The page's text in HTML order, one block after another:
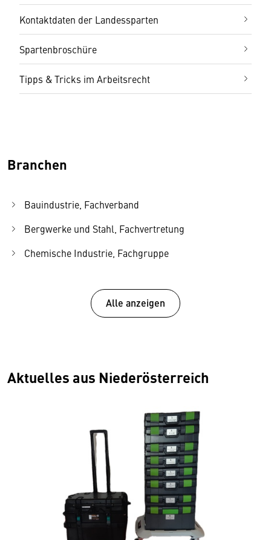
Kontaktdaten der Landessparten
Spartenbroschüre
Tipps & Tricks im Arbeitsrecht
Branchen
Bauindustrie, Fachverband
Bergwerke und Stahl, Fachvertretung
Chemische Industrie, Fachgruppe
Energierohstoff- und Kraftstoffindustrie,
Alle anzeigen
Aktuelles aus Niederösterreich